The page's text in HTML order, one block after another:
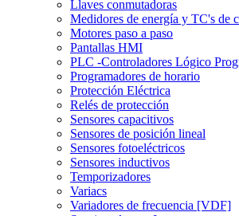
Llaves conmutadoras
Medidores de energía y TC's de
Motores paso a paso
Pantallas HMI
PLC -Controladores Lógico
Programadores de horario
Protección Eléctrica
Relés de protección
Sensores capacitivos
Sensores de posición lineal
Sensores fotoeléctricos
Sensores inductivos
Temporizadores
Variacs
Variadores de frecuencia [VDF]